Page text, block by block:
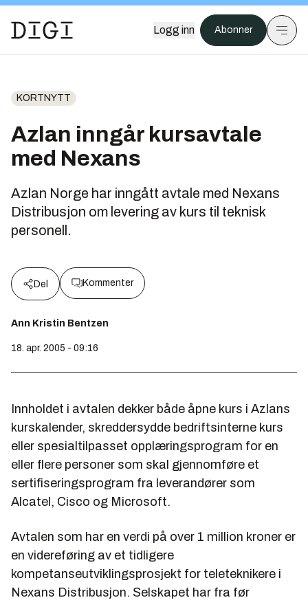
Logg inn Abonner
KORTNYTT
Azlan inngår kursavtale
med Nexans
Azlan Norge har inngått avtale med Nexans
Distribusjon om levering av kurs til teknisk
personell.
Del Kommenter
Ann Kristin Bentzen
18. apr. 2005 - 09:16
Innholdet i avtalen dekker både åpne kurs i Azlans
kurskalender, skreddersydde bedriftsinterne kurs
eller spesialtilpasset opplæringsprogram for en
eller flere personer som skal gjennomføre et
sertifiseringsprogram fra leverandører som
Alcatel, Cisco og Microsoft.
Avtalen som har en verdi på over 1 million kroner er
en videreføring av et tidligere
kompetanseutviklingsprosjekt for teleteknikere i
Nexans Distribusjon. Selskapet har fra før